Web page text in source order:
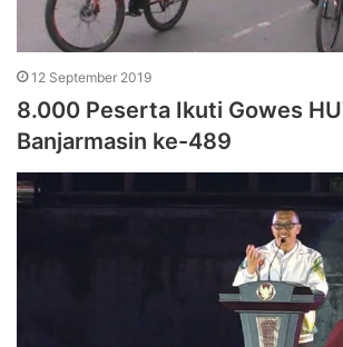
12 September 2019
8.000 Peserta Ikuti Gowes
Banjarmasin ke-489